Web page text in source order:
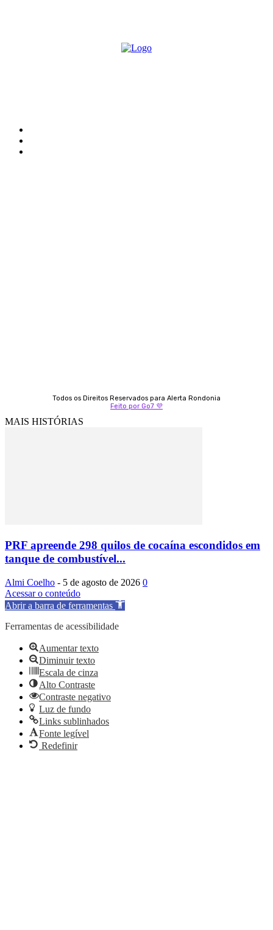
Todos os Direitos Reservados para Alerta Rondonia
Feito por Go7 💜
MAIS HISTÓRIAS
PRF apreende 298 quilos de cocaína escondidos em
tanque de combustível...
Almi Coelho - 5 de agosto de 2026 0
Acessar o conteúdo
Abrir a barra de ferramentas
Ferramentas de acessibilidade
Aumentar texto
Diminuir texto
Escala de cinza
Alto Contraste
Contraste negativo
Luz de fundo
Links sublinhados
Fonte legível
Redefinir